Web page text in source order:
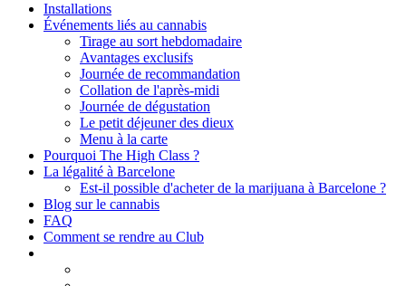
Installations
Événements liés au cannabis
Tirage au sort hebdomadaire
Avantages exclusifs
Journée de recommandation
Collation de l'après-midi
Journée de dégustation
Le petit déjeuner des dieux
Menu à la carte
Pourquoi The High Class ?
La légalité à Barcelone
Est-il possible d'acheter de la marijuana à Barcelone ?
Blog sur le cannabis
FAQ
Comment se rendre au Club